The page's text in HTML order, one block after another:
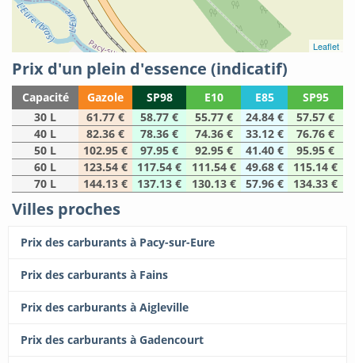
Leaflet
Prix d'un plein d'essence (indicatif)
Capacité Gazole SP98 E10 E85
SP95
30 L
61.77 € 58.77 € 55.77 € 24.84 €
57.57 €
40 L
82.36 € 78.36 € 74.36 € 33.12 €
76.76 €
50 L
102.95 € 97.95 € 92.95 € 41.40 €
95.95 €
60 L
123.54 € 117.54 € 111.54 € 49.68 €
115.14 €
70 L
144.13 € 137.13 € 130.13 € 57.96 € 134.33 €
Villes proches
Prix des carburants à Pacy-sur-Eure
Prix des carburants à Fains
Prix des carburants à Aigleville
Prix des carburants à Gadencourt